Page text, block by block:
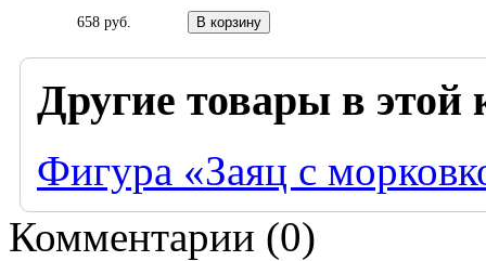
658 руб.
Другие товары в этой
Фигура «Заяц с
Комментарии (0)